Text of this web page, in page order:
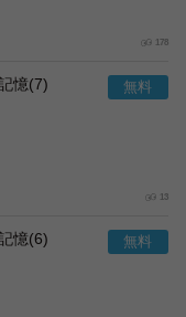
178
憶(7)
13
憶(6)